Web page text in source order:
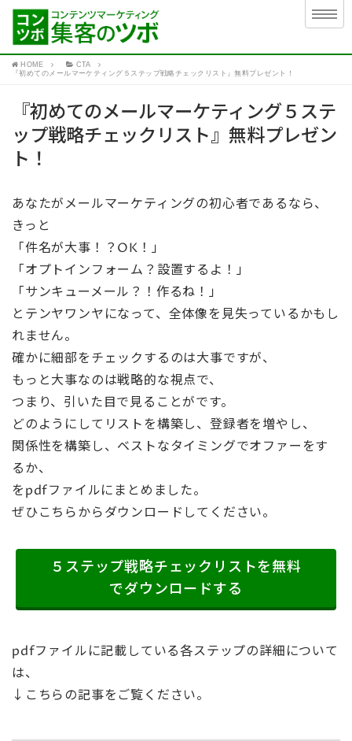
HOME
CTA
『初めてのメールマーケティング５ステップ戦略チェックリスト』無料プレゼント！
『初めてのメールマーケティング５ステ
ップ戦略チェックリスト』無料プレゼン
ト！
あなたがメールマーケティングの初心者であるなら、
きっと
「件名が大事！？OK！」
「オプトインフォーム？設置するよ！」
「サンキューメール？！作るね！」
とテンヤワンヤになって、全体像を見失っているかもし
れません。
確かに細部をチェックするのは大事ですが、
もっと大事なのは戦略的な視点で、
つまり、引いた目で見ることがです。
どのようにしてリストを構築し、登録者を増やし、
関係性を構築し、ベストなタイミングでオファーをす
るか、
をpdfファイルにまとめました。
ぜひこちらからダウンロードしてください。
５ステップ戦略チェックリストを無料
でダウンロードする
pdfファイルに記載している各ステップの詳細について
は、
↓こちらの記事をご覧ください。